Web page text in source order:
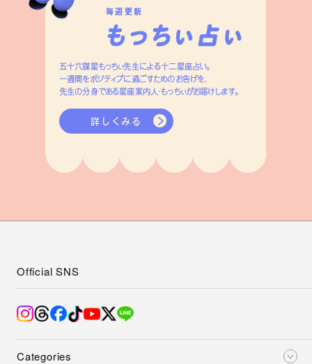
毎週更新
五十六謀星もっちぃ先生による十二星座占い。
一週間をポジティブに過ごすためのお告げを、
先生の分身である星座案内人・もっちぃがお届けします。
詳しくみる
Categories
Official SNS